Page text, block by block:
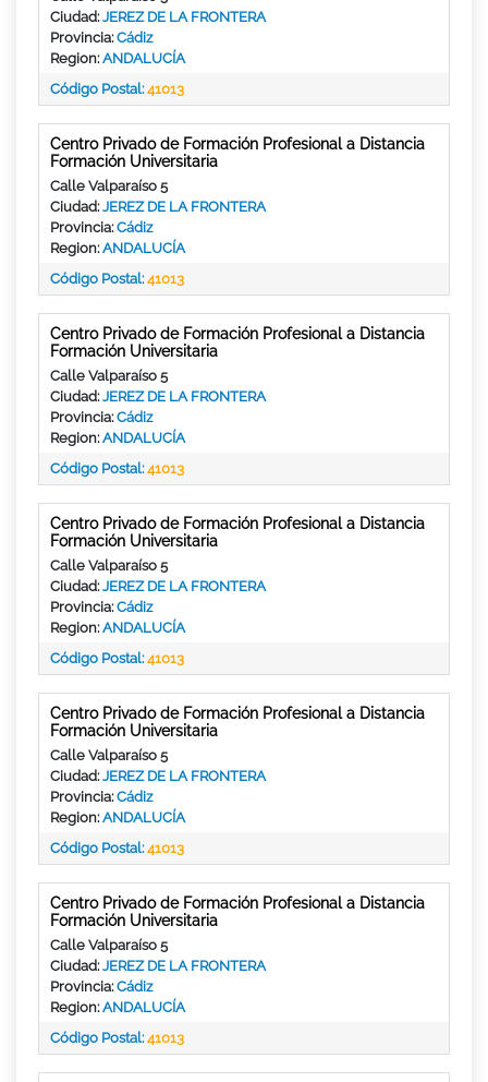
Ciudad:JEREZ DE LA FRONTERA
Provincia:Cádiz
Region:ANDALUCÍA
Código Postal:41013
Centro Privado de Formación Profesional a Distancia
Formación Universitaria
Calle Valparaíso 5
Ciudad:JEREZ DE LA FRONTERA
Provincia:Cádiz
Region:ANDALUCÍA
Código Postal:41013
Centro Privado de Formación Profesional a Distancia
Formación Universitaria
Calle Valparaíso 5
Ciudad:JEREZ DE LA FRONTERA
Provincia:Cádiz
Region:ANDALUCÍA
Código Postal:41013
Centro Privado de Formación Profesional a Distancia
Formación Universitaria
Calle Valparaíso 5
Ciudad:JEREZ DE LA FRONTERA
Provincia:Cádiz
Region:ANDALUCÍA
Código Postal:41013
Centro Privado de Formación Profesional a Distancia
Formación Universitaria
Calle Valparaíso 5
Ciudad:JEREZ DE LA FRONTERA
Provincia:Cádiz
Region:ANDALUCÍA
Código Postal:41013
Centro Privado de Formación Profesional a Distancia
Formación Universitaria
Calle Valparaíso 5
Ciudad:JEREZ DE LA FRONTERA
Provincia:Cádiz
Region:ANDALUCÍA
Código Postal:41013